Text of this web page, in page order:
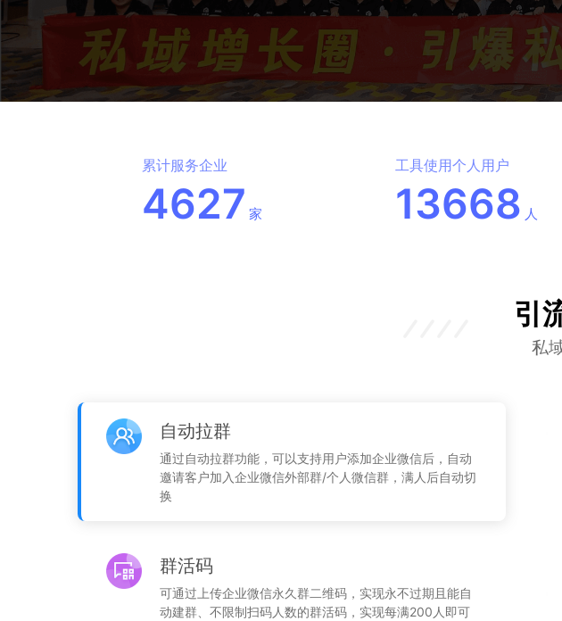
累计服务企业
4627 家
工具使用个人用户
13668 人
引
私
自动拉群
通过自动拉群功能，可以支持用户添加企业微信后，自动
邀请客户加入企业微信外部群/个人微信群，满人后自动切
换
群活码
可通过上传企业微信永久群二维码，实现永不过期且能自
动建群、不限制扫码人数的群活码，实现每满200人即可